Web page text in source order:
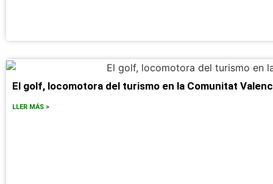
El golf, locomotora del turismo en la Comunitat
LLER MÁS >